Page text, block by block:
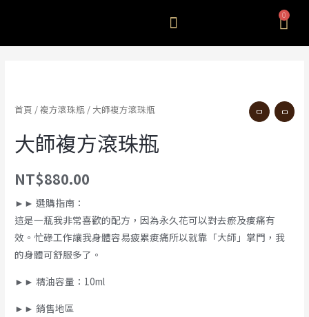
0
首頁 /複方滾珠瓶 / 大師複方滾珠瓶
大師複方滾珠瓶
NT$880.00
►► 選購指南：
這是一瓶我非常喜歡的配方，因為永久花可以對去瘀及痠痛有
效。忙碌工作讓我身體容易疲累痠痛所以就靠「大師」掌門，我
的身體可舒服多了。
►► 精油容量：10ml
►► 銷售地區